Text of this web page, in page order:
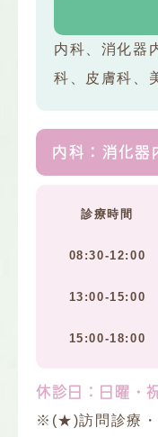
内科、消化器
科、皮膚科、
内科：消化器
診療時間
08:30-12:00
13:00-15:00
15:00-18:00
休診日：日曜・
※(★)訪問診療・